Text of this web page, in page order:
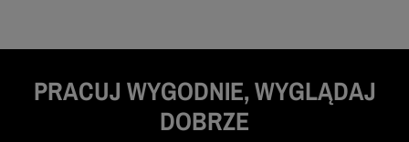
PRACUJ WYGODNIE, WYGLĄDAJ
DOBRZE